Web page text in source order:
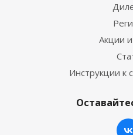
Акции
Инструкции к